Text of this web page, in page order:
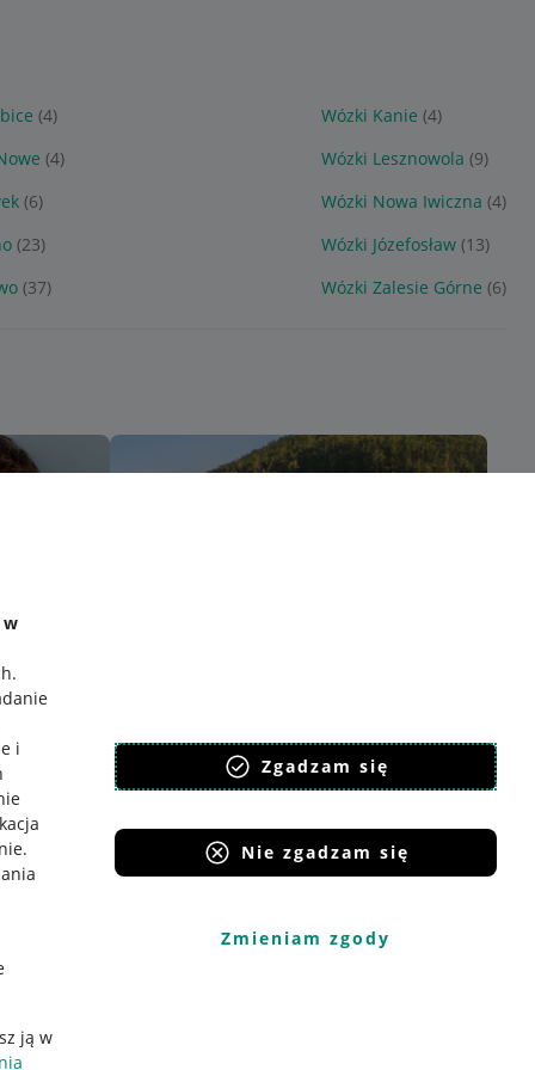
w
.
i
.
ją w
Zgadzam się
Nie zgadzam się
Zmieniam zgody
(4) Wózki Kanie (4)
(4) Wózki Lesznowola (9)
(6) Wózki Nowa Iwiczna (4)
(23) Wózki Józefosław (13)
(37) Wózki Zalesie Górne (6)